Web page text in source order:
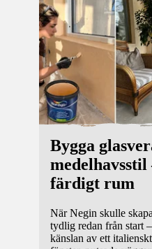
Bygga
färdigt rum
När Negin skulle
tydlig redan från start
känslan av ett